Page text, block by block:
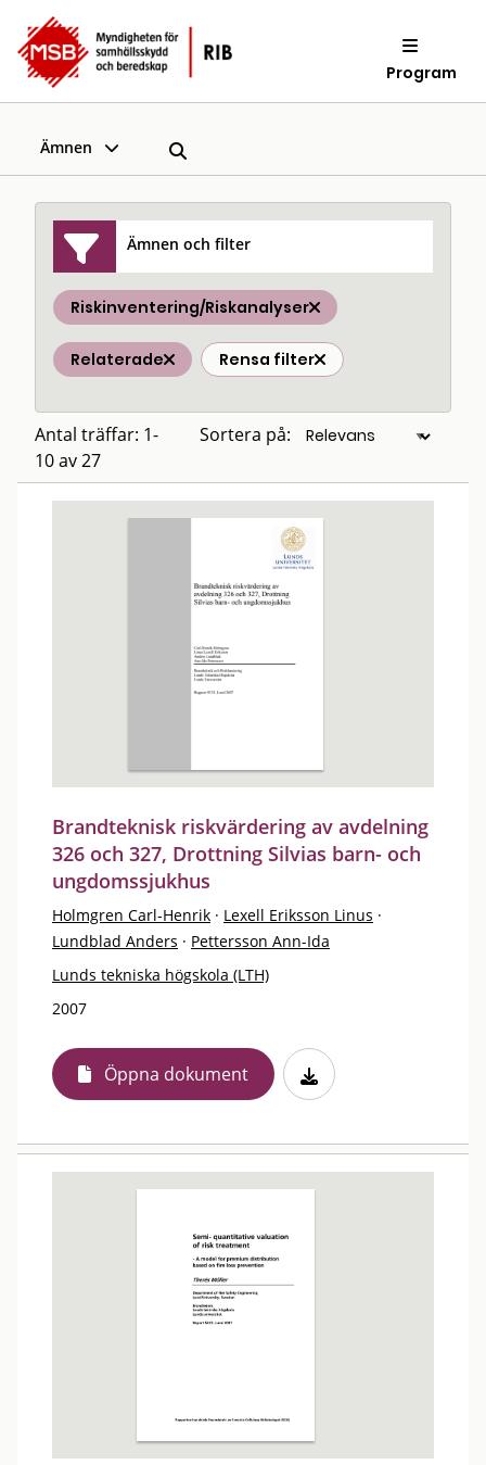
Program
Ämnen
Ämnen och filter
Riskinventering/Riskanalyser
Relaterade Rensa filter
Antal träffar: 1-
10 av 27
Sortera på:
Brandteknisk riskvärdering av avdelning
326 och 327, Drottning Silvias barn- och
ungdomssjukhus
Holmgren Carl-Henrik · Lexell Eriksson Linus ·
Lundblad Anders · Pettersson Ann-Ida
Lunds tekniska högskola (LTH)
2007
Öppna dokument